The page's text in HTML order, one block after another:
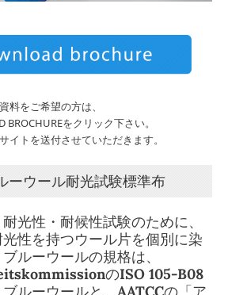
資料をご希望の方は、
BROCHUREをクリック下さい。
イトを送付させていただきます。
ウール耐光試験標準布
光性・耐候性試験のために、
性を持つウール片を個別に染
ルーウールの規格は、
のISO 105-B08
ルーウールと、AATCCの「ア